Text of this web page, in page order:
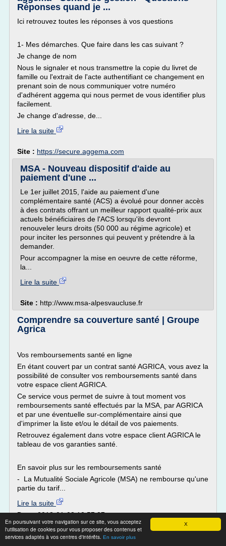
X
En poursuivant votre navigation sur ce site, vous acceptez
l'utilisation de cookies pour vous proposer des contenus et
services adaptés à vos centres d'intérêts. En savoir plus
Réponses quand je ...
Ici retrouvez toutes les réponses à vos questions
1- Mes démarches. Que faire dans les cas suivant ?
Je change de nom
Nous le signaler et nous transmettre la copie du livret de
famille ou l'extrait de l'acte authentifiant ce changement en
prenant soin de nous communiquer votre numéro
d'adhérent aggema qui nous permet de vous identifier plus
facilement.
Je change d'adresse, de...
Lire la suite
Site : https://secure.aggema.com
MSA - Nouveau dispositif d'aide au
paiement d'une ...
Le 1er juillet 2015, l'aide au paiement d'une
complémentaire santé (ACS) a évolué pour donner accès
à des contrats offrant un meilleur rapport qualité-prix aux
actuels bénéficiaires de l'ACS lorsqu'ils devront
renouveler leurs droits (50 000 au régime agricole) et
pour inciter les personnes qui peuvent y prétendre à la
demander.
Pour accompagner la mise en oeuvre de cette réforme,
la...
Lire la suite
Site : http://www.msa-alpesvaucluse.fr
Comprendre sa couverture santé | Groupe
Agrica
Vos remboursements santé en ligne
En étant couvert par un contrat santé AGRICA, vous avez la
possibilité de consulter vos remboursements santé dans
votre espace client AGRICA.
Ce service vous permet de suivre à tout moment vos
remboursements santé effectués par la MSA, par AGRICA
et par une éventuelle sur-complémentaire ainsi que
d'imprimer la liste et/ou le détail de vos paiements.
Retrouvez également dans votre espace client AGRICA le
tableau de vos garanties santé.
En savoir plus sur les remboursements santé
- La Mutualité Sociale Agricole (MSA) ne rembourse qu'une
partie du tarif...
Lire la suite
Date:2018-01-08 12:57:37
Site :groupagrica.com
Thèmes liés :complementaire sante msa agrica